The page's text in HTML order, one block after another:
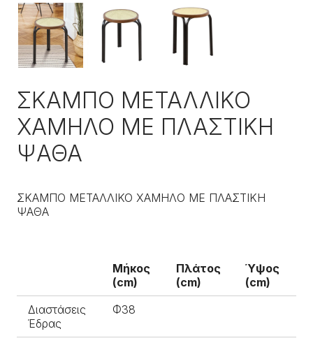
ΣΚΑΜΠΟ ΜΕΤΑΛΛΙΚΟ
ΧΑΜΗΛΟ ΜΕ ΠΛΑΣΤΙΚΗ
ΨΑΘΑ
ΣΚΑΜΠΟ ΜΕΤΑΛΛΙΚΟ ΧΑΜΗΛΟ ΜΕ ΠΛΑΣΤΙΚΗ
ΨΑΘΑ
Μήκος
(cm)
Πλάτος
(cm)
Ύψος
(cm)
Διαστάσεις
Έδρας
Φ38